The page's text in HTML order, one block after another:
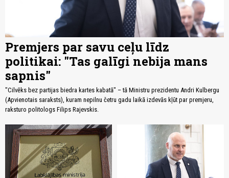
Premjers par savu ceļu līdz
politikai: "Tas galīgi nebija mans
sapnis"
"Cilvēks bez partijas biedra kartes kabatā" – tā Ministru prezidentu Andri Kulbergu
(Apvienotais saraksts), kuram nepilnu četru gadu laikā izdevās kļūt par premjeru,
raksturo politologs Filips Rajevskis.